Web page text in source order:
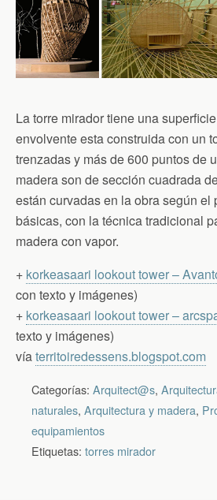
La torre mirador tiene una
envolvente esta construida con un
trenzadas y más de 600 puntos de
madera son de sección cuadrada
están curvadas en la obra según el
básicas, con la técnica tradicional
madera con vapor.
+ korkeasaari lookout tower –
con texto y imágenes)
+ korkeasaari lookout tower –
texto y imágenes)
víaterritoiredessens.blogspot.com
Categorías: Arquitect@s,
naturales, Arquitectura y madera,
equipamientos
Etiquetas: torres mirador